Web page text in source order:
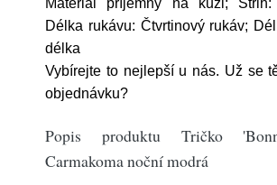
Materiál příjemný na kůži;
Délka rukávu: Čtvrtinový rukáv;
délka
Vybírejte to nejlepší u nás. Už se
objednávku?
Popis produktu Tričko
Carmakoma noční modrá